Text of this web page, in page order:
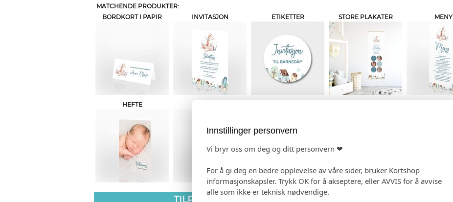
MATCHENDE PRODUKTER:
BORDKORT I PAPIR
INVITASJON ETIKETTER STORE PLAKATER MENY
HEFTE
TILPASS PRODUKTET HANDLEKURV
Innstillinger personvern
Vi bryr oss om deg og ditt personvern ❤
For å gi deg en bedre opplevelse av våre sider, bruker Kortshop
informasjonskapsler. Trykk OK for å akseptere, eller AVVIS for å avvise
alle som ikke er teknisk nødvendige.